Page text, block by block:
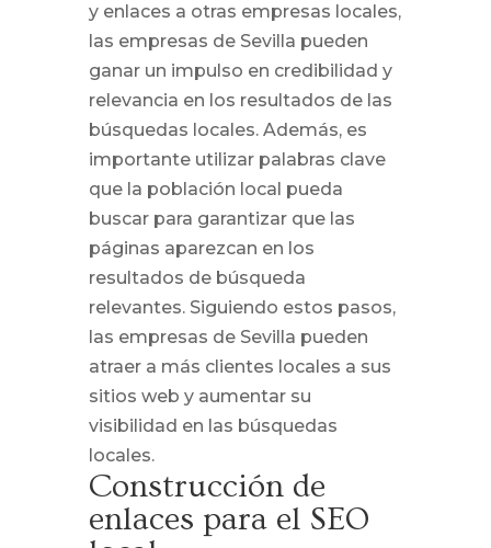
y enlaces a otras empresas locales,
las empresas de Sevilla pueden
ganar un impulso en credibilidad y
relevancia en los resultados de las
búsquedas locales. Además, es
importante utilizar palabras clave
que la población local pueda
buscar para garantizar que las
páginas aparezcan en los
resultados de búsqueda
relevantes. Siguiendo estos pasos,
las empresas de Sevilla pueden
atraer a más clientes locales a sus
sitios web y aumentar su
visibilidad en las búsquedas
locales.
Construcción de
enlaces para el SEO